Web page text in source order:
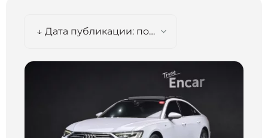
↓ Дата публикации: по убыванию